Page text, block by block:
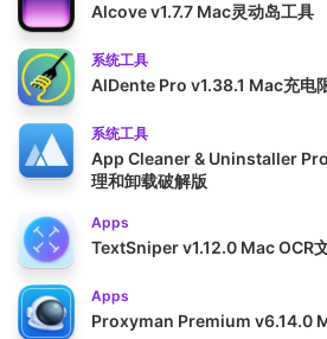
Alcove v1.7.7 Mac灵动岛工具
系统工具
AlDente Pro v1.38.1 Mac充电
系统工具
App Cleaner & Uninstaller
理和卸载破解版
Apps
TextSniper v1.12.0 Mac OCR
Apps
Proxyman Premium v6.14.0